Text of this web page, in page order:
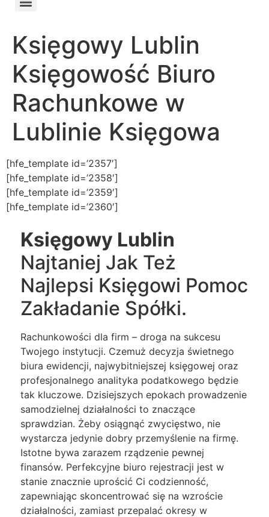
Księgowy Lublin
Księgowość Biuro
Rachunkowe w
Lublinie Księgowa
[hfe_template id=’2357′]
[hfe_template id=’2358′]
[hfe_template id=’2359′]
[hfe_template id=’2360′]
Księgowy Lublin
Najtaniej Jak Też
Najlepsi Księgowi Pomoc
Zakładanie Spółki.
Rachunkowości dla firm – droga na sukcesu
Twojego instytucji. Czemuż decyzja świetnego
biura ewidencji, najwybitniejszej księgowej oraz
profesjonalnego analityka podatkowego będzie
tak kluczowe. Dzisiejszych epokach prowadzenie
samodzielnej działalności to znaczące
sprawdzian. Żeby osiągnąć zwycięstwo, nie
wystarcza jedynie dobry przemyślenie na firmę.
Istotne bywa zarazem rządzenie pewnej
finansów. Perfekcyjne biuro rejestracji jest w
stanie znacznie uprościć Ci codzienność,
zapewniając skoncentrować się na wzroście
działalności, zamiast przepalać okresy w